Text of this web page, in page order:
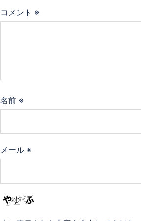
コメント ※
名前 ※
メール ※